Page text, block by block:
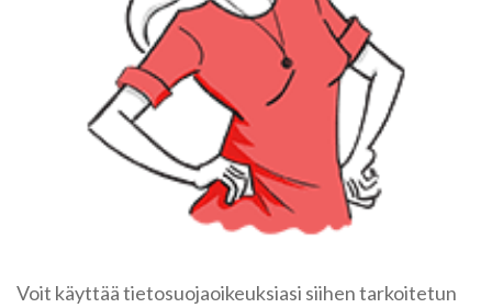
Voit käyttää tietosuojaoikeuksiasi siihen tarkoitetun